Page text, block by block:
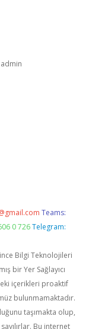
admin
Teams:
0 726 Telegram:
Bilgi Teknolojileri
bir Yer Sağlayıcı
içerikleri proaktif
bulunmamaktadır.
taşımakta olup,
Bu internet